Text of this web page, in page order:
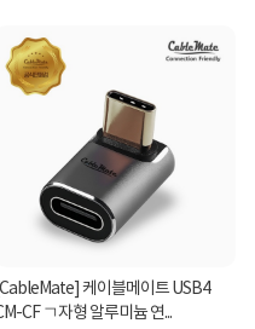
[CableMate] 케이블메이트 USB4
CM-CF ㄱ자형 알루미늄 연...